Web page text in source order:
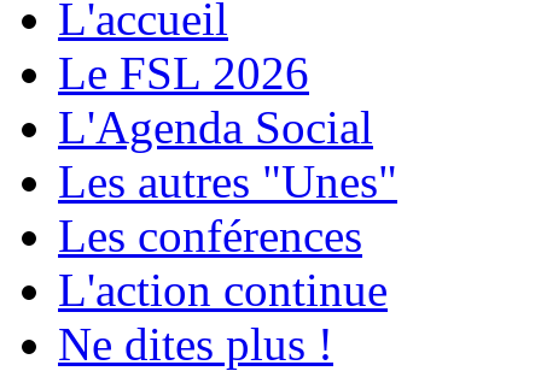
L'accueil
Le FSL 2026
L'Agenda Social
Les autres "Unes"
Les conférences
L'action continue
Ne dites plus !